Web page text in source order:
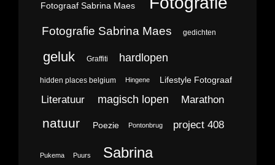
Fotograaf Sabrina Maes
Fotografie Sabrina Maes gedichten
geluk Graffiti hardlopen
hidden places belgium Hingene Lifestyle Fotograaf
Literatuur magisch lopen Marathon
natuur Poezie Pontonbrug project 408
Pukema Puurs Sabrina